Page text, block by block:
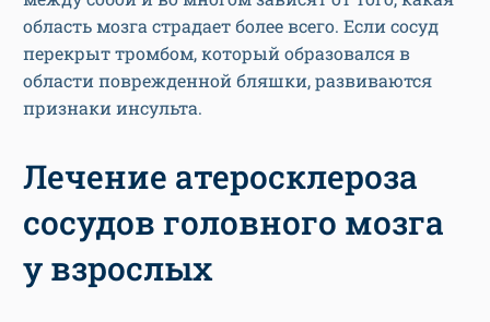
область мозга страдает более всего. Если сосуд
перекрыт тромбом, который образовался в
области поврежденной бляшки, развиваются
признаки инсульта.
Лечение атеросклероза
сосудов головного мозга
у взрослых